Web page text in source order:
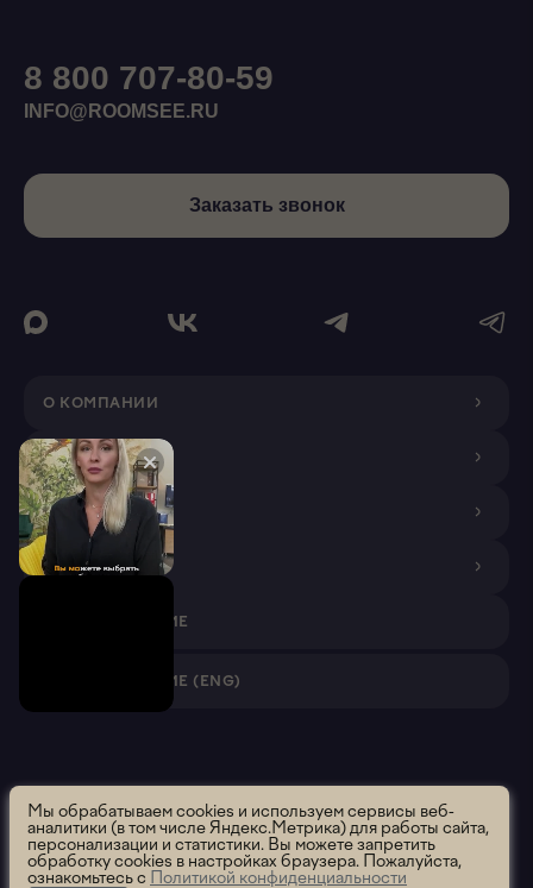
О КОМПАНИИ
ДИЗАЙНЕРАМ
ПОКУПАТЕЛЯМ
ПАРТНЕРАМ
VR ПРИЛОЖЕНИЕ
VR ПРИЛОЖЕНИЕ (ENG)
8 800 707-80-59
INFO@ROOMSEE.RU
Заказать звонок
Roomsee. Все права защищены.2026 ООО "Румси" ОГРН
1195658012637
Политика использования
Политика конфиденциальности
Пользовательское соглашение
Сообщить об ошибке
Мы обрабатываем cookies и используем сервисы веб-
аналитики (в том числе Яндекс.Метрика) для работы сайта,
персонализации и статистики. Вы можете запретить
обработку cookies в настройках браузера. Пожалуйста,
ознакомьтесь с Политикой конфиденциальности